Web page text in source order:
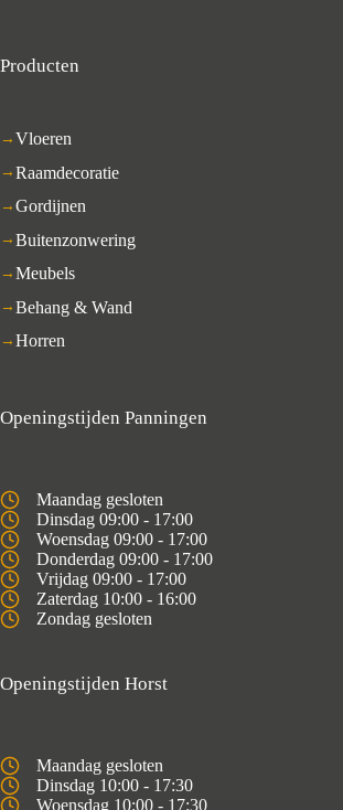
Producten
Vloeren
Raamdecoratie
Gordijnen
Buitenzonwering
Meubels
Behang & Wand
Horren
Openingstijden Panningen
Maandag gesloten
Dinsdag 09:00 - 17:00
Woensdag 09:00 - 17:00
Donderdag 09:00 - 17:00
Vrijdag 09:00 - 17:00
Zaterdag 10:00 - 16:00
Zondag gesloten
Openingstijden Horst
Maandag gesloten
Dinsdag 10:00 - 17:30
Woensdag 10:00 - 17:30